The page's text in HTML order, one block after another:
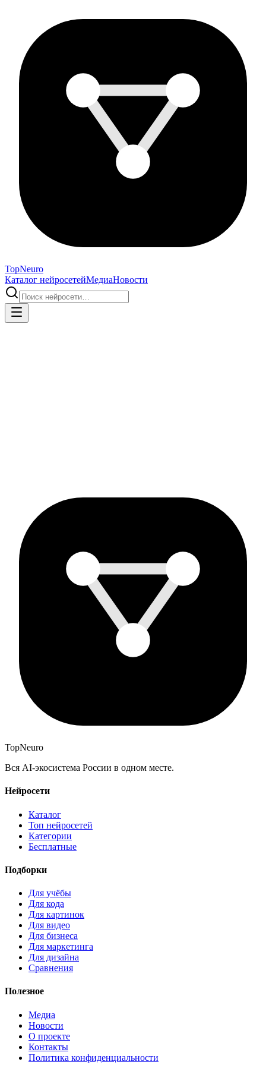
TopNeuro
Каталог нейросетейМедиаНовости
TopNeuro
Вся AI-экосистема России в одном месте.
Нейросети
Каталог
Топ нейросетей
Категории
Бесплатные
Подборки
Для учёбы
Для кода
Для картинок
Для видео
Для бизнеса
Для маркетинга
Для дизайна
Сравнения
Полезное
Медиа
Новости
О проекте
Контакты
Политика конфиденциальности